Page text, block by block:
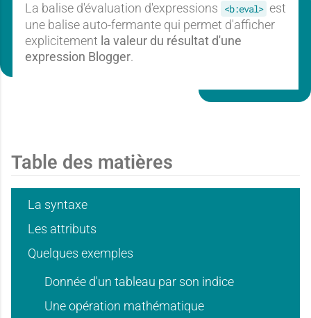
D
E
S
N
S
La balise d'évaluation d'expressions <b:eval> est
une balise auto-fermante qui permet d'afficher
explicitement la valeur du résultat d'une
expression Blogger.
Table des matières
La syntaxe
Les attributs
Quelques exemples
Donnée d'un tableau par son indice
Une opération mathématique